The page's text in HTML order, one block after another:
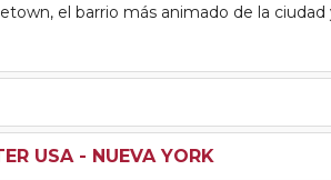
el barrio más animado de la
USA - NUEVA YORK